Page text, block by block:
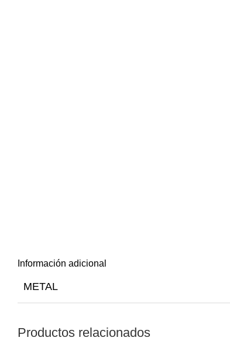
Información adicional
METAL
Productos relacionados